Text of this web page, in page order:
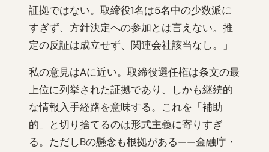
証拠ではない。取締役1名は5名中の少数派に
すぎず、方針決定への参加とは言えない。推
定の反証は成立せず、関連会社該当なし。」
私の意見はAに近い。取締役選任権は条文の最
上位に列挙された証拠であり、しかも継続的
な情報入手経路を意味する。これを「補助
的」と切り捨てるのは形式主義に寄りすぎ
る。ただしBの懸念も根拠がある——金融庁・